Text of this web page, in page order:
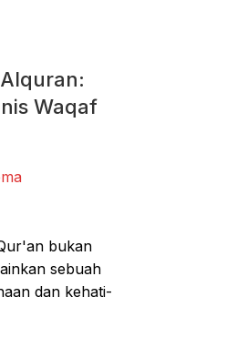
Waqaf
bukan
sebuah
dan kehati-